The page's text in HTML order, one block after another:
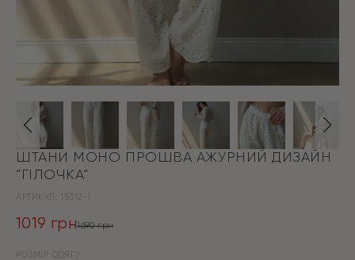
ШТАНИ МОНО ПРОШВА АЖУРНИЙ ДИЗАЙН
“ГІЛОЧКА”
АРТИКУЛ: 15312-1
1690грн
1019 грн
РОЗМІР ОДЯГУ